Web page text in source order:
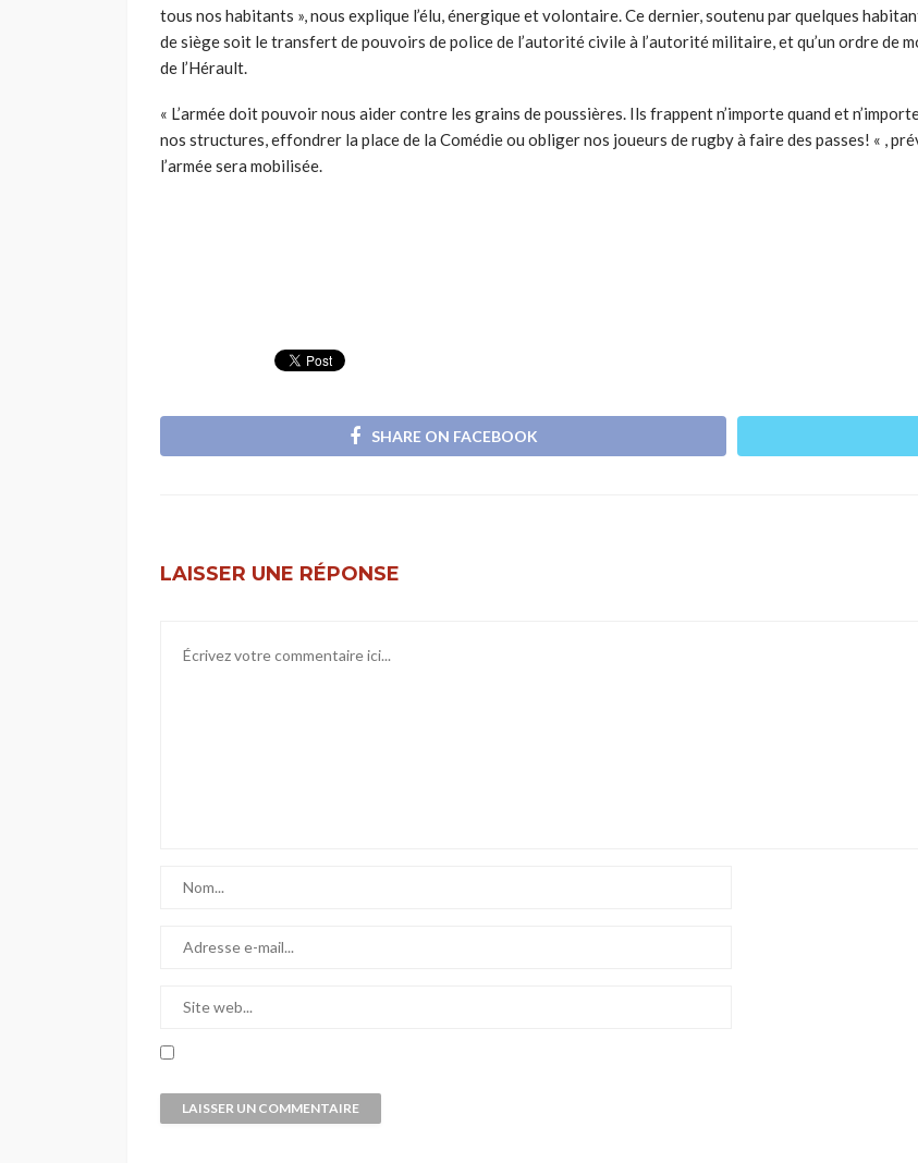
tous nos habitants », nous explique l’élu, énergique et volontaire. Ce dernier, soutenu par quelques
de siège soit le transfert de pouvoirs de police de l’autorité civile à l’autorité militaire, et qu’un ordre
de l’Hérault.
« L’armée doit pouvoir nous aider contre les grains de poussières. Ils frappent n’importe quand et
nos structures, effondrer la place de la Comédie ou obliger nos joueurs de rugby à faire des passes! « ,
l’armée sera mobilisée.
SHARE ON FACEBOOK
LAISSER UNE RÉPONSE